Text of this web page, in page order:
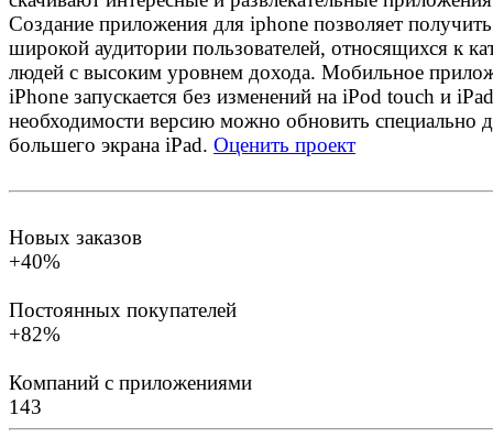
Создание приложения для iphone позволяет
широкой аудитории пользователей, относящихся к
людей с высоким уровнем дохода. Мобильное
iPhone запускается без изменений на iPod touch и
необходимости версию можно обновить специально
большего экрана iPad. Оценить проект
Новых заказов
+40%
Постоянных покупателей
+82%
Компаний с приложениями
143